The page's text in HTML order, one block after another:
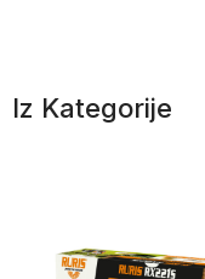
Iz Kategorije